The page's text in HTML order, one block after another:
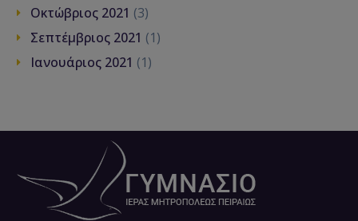
Οκτώβριος 2021 (3)
Σεπτέμβριος 2021 (1)
Ιανουάριος 2021 (1)